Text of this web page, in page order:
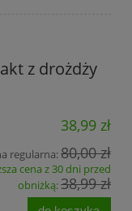
z drożdży
38,99 zł
regularna:80,00 zł
cena z 30 dni przed
obniżką:38,99 zł